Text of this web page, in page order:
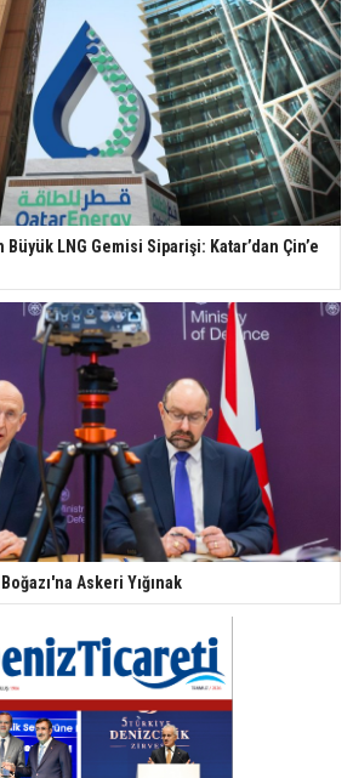
LNG Gemisi Siparişi: Katar’dan Çin’e
Askeri Yığınak